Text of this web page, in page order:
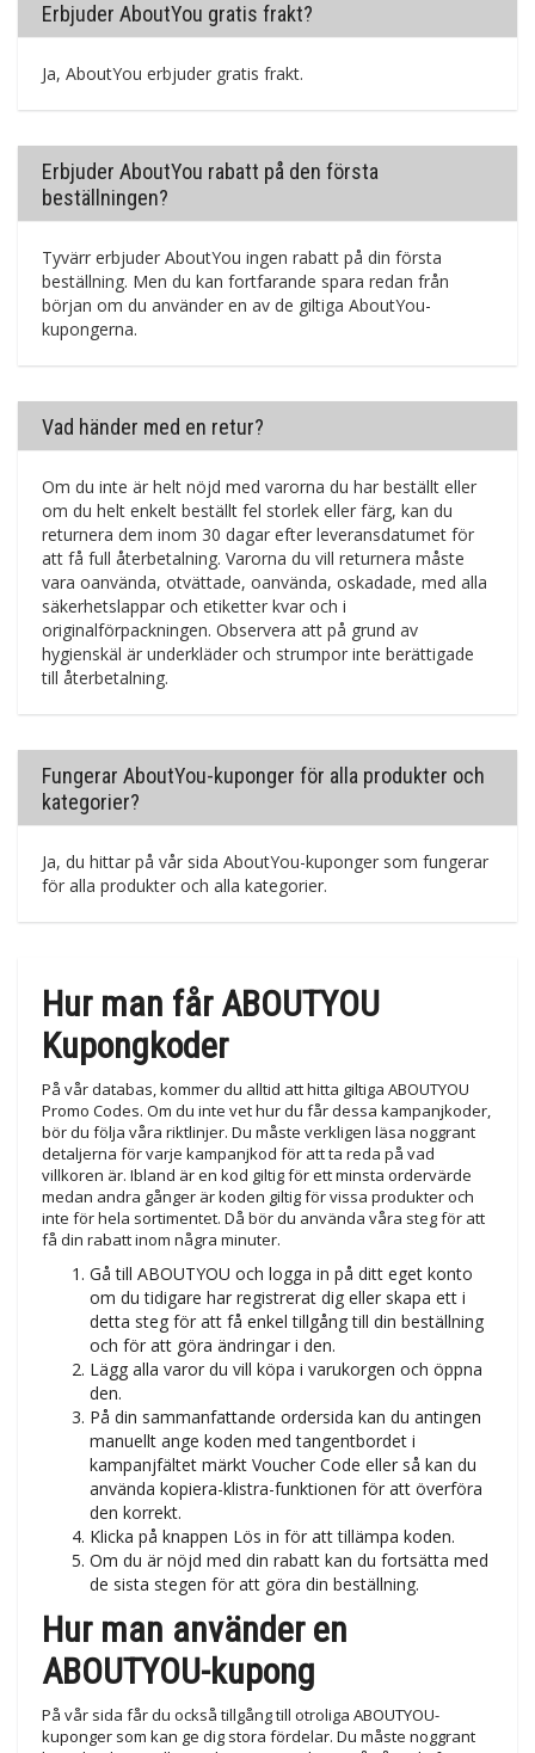
Erbjuder AboutYou gratis frakt?
Ja, AboutYou erbjuder gratis frakt.
Erbjuder AboutYou rabatt på den första
beställningen?
Tyvärr erbjuder AboutYou ingen rabatt på din första
beställning. Men du kan fortfarande spara redan från
början om du använder en av de giltiga AboutYou-
kupongerna.
Vad händer med en retur?
Om du inte är helt nöjd med varorna du har beställt eller
om du helt enkelt beställt fel storlek eller färg, kan du
returnera dem inom 30 dagar efter leveransdatumet för
att få full återbetalning. Varorna du vill returnera måste
vara oanvända, otvättade, oanvända, oskadade, med alla
säkerhetslappar och etiketter kvar och i
originalförpackningen. Observera att på grund av
hygienskäl är underkläder och strumpor inte berättigade
till återbetalning.
Fungerar AboutYou-kuponger för alla produkter och
kategorier?
Ja, du hittar på vår sida AboutYou-kuponger som fungerar
för alla produkter och alla kategorier.
Hur man får ABOUTYOU
Kupongkoder
På vår databas, kommer du alltid att hitta giltiga ABOUTYOU
Promo Codes. Om du inte vet hur du får dessa kampanjkoder,
bör du följa våra riktlinjer. Du måste verkligen läsa noggrant
detaljerna för varje kampanjkod för att ta reda på vad
villkoren är. Ibland är en kod giltig för ett minsta ordervärde
medan andra gånger är koden giltig för vissa produkter och
inte för hela sortimentet. Då bör du använda våra steg för att
få din rabatt inom några minuter.
Gå till ABOUTYOU och logga in på ditt eget konto
om du tidigare har registrerat dig eller skapa ett i
detta steg för att få enkel tillgång till din beställning
och för att göra ändringar i den.
Lägg alla varor du vill köpa i varukorgen och öppna
den.
På din sammanfattande ordersida kan du antingen
manuellt ange koden med tangentbordet i
kampanjfältet märkt Voucher Code eller så kan du
använda kopiera-klistra-funktionen för att överföra
den korrekt.
Klicka på knappen Lös in för att tillämpa koden.
Om du är nöjd med din rabatt kan du fortsätta med
de sista stegen för att göra din beställning.
Hur man använder en
ABOUTYOU-kupong
På vår sida får du också tillgång till otroliga ABOUTYOU-
kuponger som kan ge dig stora fördelar. Du måste noggrant